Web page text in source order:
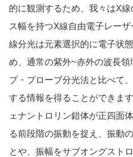
的に観測するため、我々はX
ス幅を持つX線自由電子レー
線分光は元素選択的に電子状
め、通常の紫外~赤外の波長
プ・プローブ分光法と比べて
する情報を得ることができま
ェナントロリン錯体が正四面
る前段階の振動を捉え、振動
とや、振幅をサブオングスト